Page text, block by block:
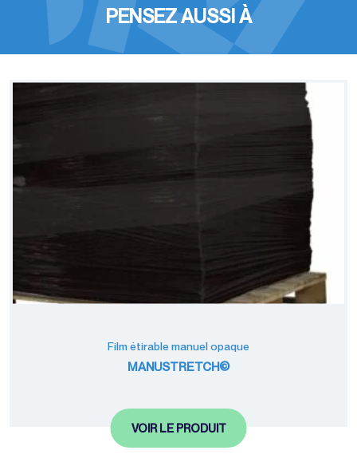
PENSEZ AUSSI À
Film étirable manuel opaque
MANUSTRETCH©
VOIR LE PRODUIT